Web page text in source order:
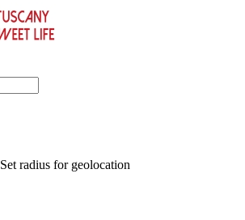
Set radius for geolocation